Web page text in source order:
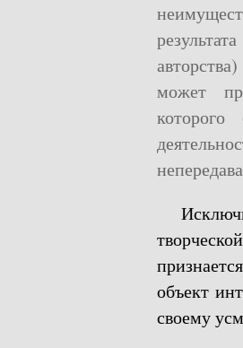
может
которого
объект
своему